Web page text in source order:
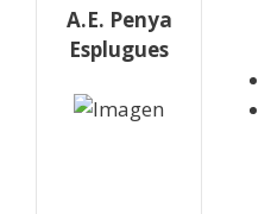
A.E. Penya
Esplugues